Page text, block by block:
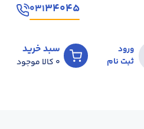
۳۴۰۴۵۰۳۱
ورود
ثبت نام
سبد خرید
0 کالا موجود